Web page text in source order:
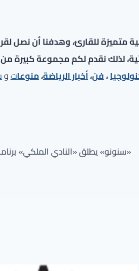
للقارئ، وهدفنا أن نصل
لذلك نقدم لكم مجموعة كبيرة من
،فن،أخبار الرياضة،منوعاتو
«سنونو» يطلق «النادي الملكي»